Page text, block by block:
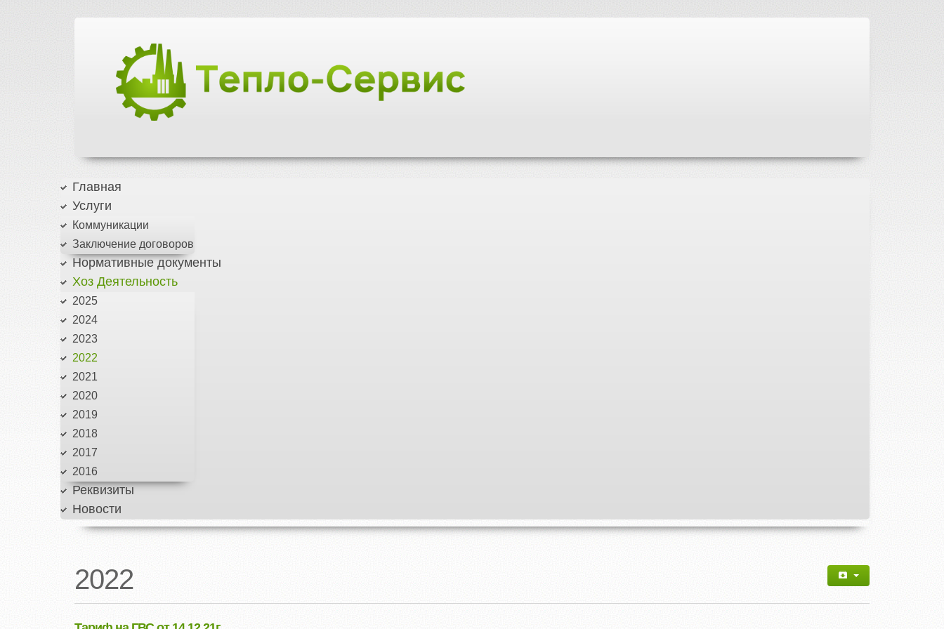
Главная
Услуги
Коммуникации
Заключение договоров
Нормативные документы
Хоз Деятельность
2025
2024
2023
2022
2021
2020
2019
2018
2017
2016
Реквизиты
Новости
2022